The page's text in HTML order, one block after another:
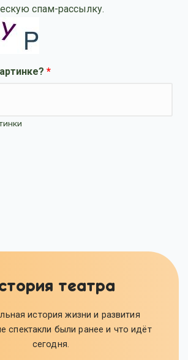
спам-рассылку.
*
театра
история жизни и развития
спектакли были ранее и что идёт
сегодня.